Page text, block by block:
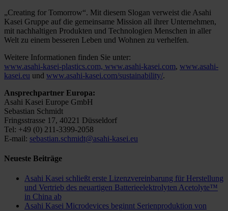
„Creating for Tomorrow“. Mit diesem Slogan verweist die Asahi
Kasei Gruppe auf die gemeinsame Mission all ihrer Unternehmen,
mit nachhaltigen Produkten und Technologien Menschen in aller
Welt zu einem besseren Leben und Wohnen zu verhelfen.
Weitere Informationen finden Sie unter:
www.asahi-kasei-plastics.com, www.asahi-kasei.com, www.asahi-
kasei.eu und www.asahi-kasei.com/sustainability/.
Ansprechpartner Europa:
Asahi Kasei Europe GmbH
Sebastian Schmidt
Fringsstrasse 17, 40221 Düsseldorf
Tel: +49 (0) 211-3399-2058
E-mail: sebastian.schmidt@asahi-kasei.eu
Neueste Beiträge
Asahi Kasei schließt erste Lizenzvereinbarung für Herstellung
und Vertrieb des neuartigen Batterieelektrolyten Acetolyte™
in China ab
Asahi Kasei Microdevices beginnt Serienproduktion von